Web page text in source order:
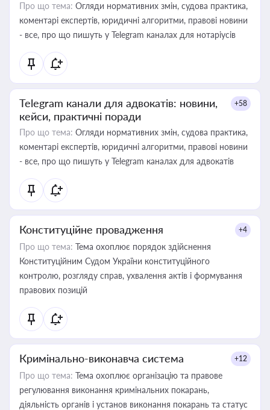
Про що тема: Огляди нормативних змін, судова практика,
коментарі експертів, юридичні алгоритми, правові новини
- все, про що пишуть у Telegram каналах для нотаріусів
Telegram канали для адвокатів: новини,
кейси, практичні поради
+58
Про що тема: Огляди нормативних змін, судова практика,
коментарі експертів, юридичні алгоритми, правові новини
- все, про що пишуть у Telegram каналах для адвокатів
Конституційне провадження +4
Про що тема: Тема охоплює порядок здійснення
Конституційним Судом України конституційного
контролю, розгляду справ, ухвалення актів і формування
правових позицій
Кримінально-виконавча система +12
Про що тема: Тема охоплює організацію та правове
регулювання виконання кримінальних покарань,
діяльність органів і установ виконання покарань та статус